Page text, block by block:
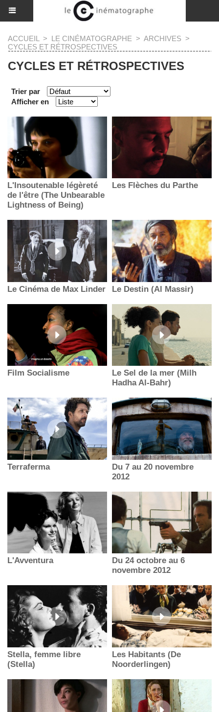
ACCUEIL > LE CINÉMATOGRAPHE > ARCHIVES >
CYCLES ET RÉTROSPECTIVES
CYCLES ET RÉTROSPECTIVES
Trier par
Afficher en
L'Insoutenable légèreté
de l'être (The Unbearable
Lightness of Being)
Les Flèches du Parthe
Le Cinéma de Max Linder Le Destin (Al Massir)
Film Socialisme
Le Sel de la mer (Milh
Hadha Al-Bahr)
Terraferma
Du 7 au 20 novembre
2012
L'Avventura
Du 24 octobre au 6
novembre 2012
Stella, femme libre
(Stella)
Les Habitants (De
Noorderlingen)